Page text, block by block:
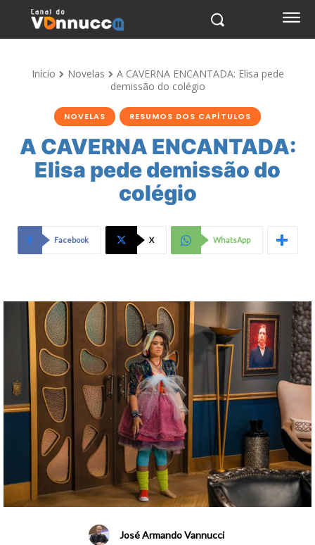
Início Novelas
A CAVERNA ENCANTADA: Elisa pede
demissão do colégio
NOVELAS RESUMOS DOS CAPÍTULOS
A CAVERNA ENCANTADA:
Elisa pede demissão do
colégio
Facebook X WhatsApp
José Armando Vannucci